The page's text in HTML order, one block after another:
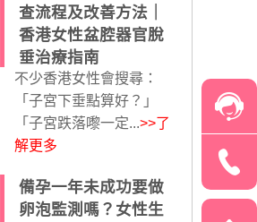
查流程及改善方法｜
香港女性盆腔器官脫
垂治療指南
不少香港女性會搜尋：
「子宮下垂點算好？」
「子宮跌落嚟一定...>>了
解更多
備孕一年未成功要做
卵泡監測嗎？女性生